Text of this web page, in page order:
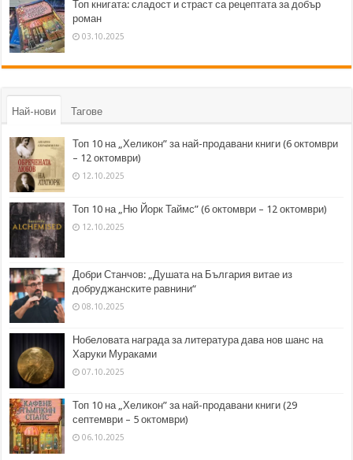
Топ книгата: сладост и страст са рецептата за добър
роман
03.10.2025
Най-нови Тагове
Топ 10 на „Хеликон” за най-продавани книги (6 октомври
– 12 октомври)
12.10.2025
Топ 10 на „Ню Йорк Таймс” (6 октомври – 12 октомври)
12.10.2025
Добри Станчов: „Душата на България витае из
добруджанските равнини“
08.10.2025
Нобеловата награда за литература дава нов шанс на
Харуки Мураками
07.10.2025
Топ 10 на „Хеликон” за най-продавани книги (29
септември – 5 октомври)
06.10.2025